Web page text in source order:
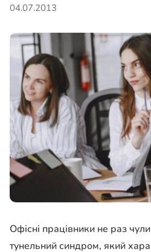
04.07.2013
Офісні працівники не раз
тунельний синдром, який